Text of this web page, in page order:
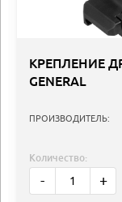
КРЕПЛЕНИЕ
GENERAL
ПРОИЗВОДИТЕЛЬ:
Количество:
- +